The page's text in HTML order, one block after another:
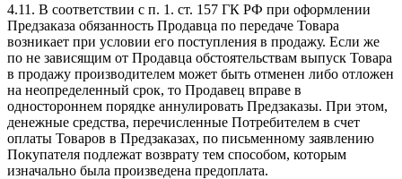
4.11. В соответствии с п. 1. ст. 157 ГК РФ при оформлении
Предзаказа обязанность Продавца по передаче Товара
возникает при условии его поступления в продажу. Если же
по не зависящим от Продавца обстоятельствам выпуск Товара
в продажу производителем может быть отменен либо отложен
на неопределенный срок, то Продавец вправе в
одностороннем порядке аннулировать Предзаказы. При этом,
денежные средства, перечисленные Потребителем в счет
оплаты Товаров в Предзаказах, по письменному заявлению
Покупателя подлежат возврату тем способом, которым
изначально была произведена предоплата.